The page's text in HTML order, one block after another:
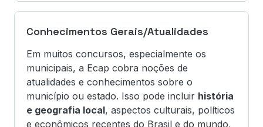
Conhecimentos Gerais/Atualidades
Em muitos concursos, especialmente os
municipais, a Ecap cobra noções de
atualidades e conhecimentos sobre o
município ou estado. Isso pode incluir história
e geografia local, aspectos culturais, políticos
e econômicos recentes do Brasil e do mundo,